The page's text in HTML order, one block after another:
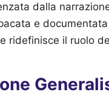
dalla
e
ridefinisce il ruolo